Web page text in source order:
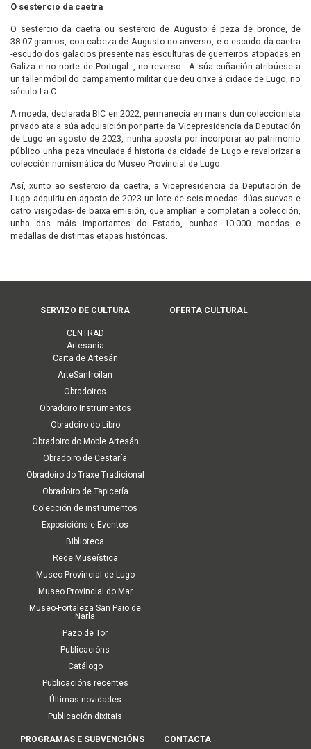
O sestercio da caetra
O sestercio da caetra ou sestercio de Augusto é peza de bronce, de
38.07 gramos, coa cabeza de Augusto no anverso, e o escudo da caetra
-escudo dos galacios presente nas esculturas de guerreiros atopadas en
Galiza e no norte de Portugal- , no reverso. A súa cuñación atribúese a
un taller móbil do campamento militar que deu orixe á cidade de Lugo, no
século I a.C..
A moeda, declarada BIC en 2022, permanecía en mans dun coleccionista
privado ata a súa adquisición por parte da Vicepresidencia da Deputación
de Lugo en agosto de 2023, nunha aposta por incorporar ao patrimonio
público unha peza vinculada á historia da cidade de Lugo e revalorizar a
colección numismática do Museo Provincial de Lugo.
Así, xunto ao sestercio da caetra, a Vicepresidencia da Deputación de
Lugo adquiriu en agosto de 2023 un lote de seis moedas -dúas suevas e
catro visigodas- de baixa emisión, que amplían e completan a colección,
unha das máis importantes do Estado, cunhas 10.000 moedas e
medallas de distintas etapas históricas.
Menú
principal
(Cultura)
SERVIZO DE CULTURA
CENTRAD
Artesanía
Carta de Artesán
ArteSanfroilan
Obradoiros
Obradoiro Instrumentos
Obradoiro do Libro
Obradoiro do Moble Artesán
Obradoiro de Cestaría
Obradoiro do Traxe Tradicional
Obradoiro de Tapicería
Colección de instrumentos
Exposicións e Eventos
Biblioteca
Rede Museística
Museo Provincial de Lugo
Museo Provincial do Mar
Museo-Fortaleza San Paio de
Narla
Pazo de Tor
Publicacións
Catálogo
Publicacións recentes
Últimas novidades
Publicación dixitais
OFERTA CULTURAL
PROGRAMAS E SUBVENCIÓNS CONTACTA